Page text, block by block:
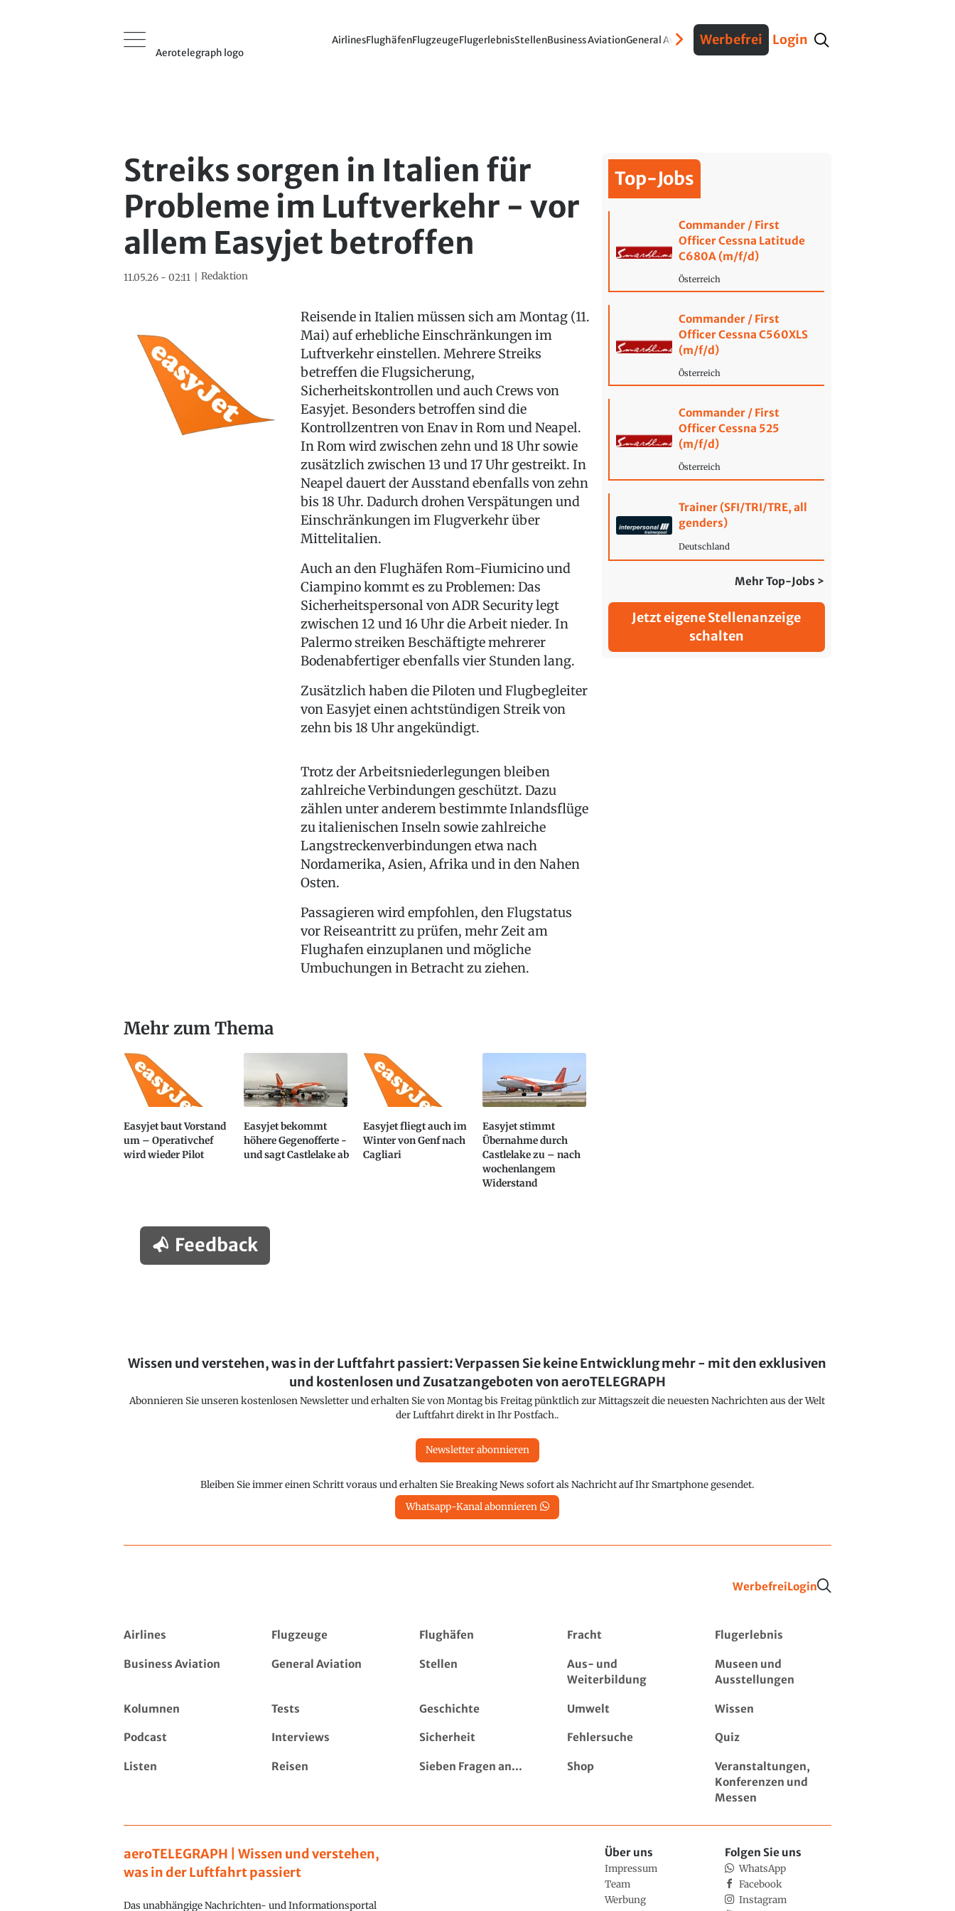
Aerotelegraph logo
AirlinesFlughäfenFlugzeugeFlugerlebnisStellenBusiness AviationGeneral AviationVerteidigungInterviews Fracht
Werbefrei Login
Streiks sorgen in Italien für
Probleme im Luftverkehr - vor
allem Easyjet betroffen
11.05.26 - 02:11 Redaktion
Reisende in Italien müssen sich am Montag (11.
Mai) auf erhebliche Einschränkungen im
Luftverkehr einstellen. Mehrere Streiks
betreffen die Flugsicherung,
Sicherheitskontrollen und auch Crews von
Easyjet. Besonders betroffen sind die
Kontrollzentren von Enav in Rom und Neapel.
In Rom wird zwischen zehn und 18 Uhr sowie
zusätzlich zwischen 13 und 17 Uhr gestreikt. In
Neapel dauert der Ausstand ebenfalls von zehn
bis 18 Uhr. Dadurch drohen Verspätungen und
Einschränkungen im Flugverkehr über
Mittelitalien.
Auch an den Flughäfen Rom-Fiumicino und
Ciampino kommt es zu Problemen: Das
Sicherheitspersonal von ADR Security legt
zwischen 12 und 16 Uhr die Arbeit nieder. In
Palermo streiken Beschäftigte mehrerer
Bodenabfertiger ebenfalls vier Stunden lang.
Zusätzlich haben die Piloten und Flugbegleiter
von Easyjet einen achtstündigen Streik von
zehn bis 18 Uhr angekündigt.
Trotz der Arbeitsniederlegungen bleiben
zahlreiche Verbindungen geschützt. Dazu
zählen unter anderem bestimmte Inlandsflüge
zu italienischen Inseln sowie zahlreiche
Langstreckenverbindungen etwa nach
Nordamerika, Asien, Afrika und in den Nahen
Osten.
Passagieren wird empfohlen, den Flugstatus
vor Reiseantritt zu prüfen, mehr Zeit am
Flughafen einzuplanen und mögliche
Umbuchungen in Betracht zu ziehen.
Mehr zum Thema
Easyjet baut Vorstand
um – Operativchef
wird wieder Pilot
Easyjet bekommt
höhere Gegenofferte -
und sagt Castlelake ab
Easyjet fliegt auch im
Winter von Genf nach
Cagliari
Easyjet stimmt
Übernahme durch
Castlelake zu – nach
wochenlangem
Widerstand
Feedback
Top-Jobs
Commander / First
Officer Cessna Latitude
C680A (m/f/d)
Österreich
Commander / First
Officer Cessna C560XLS
(m/f/d)
Österreich
Commander / First
Officer Cessna 525
(m/f/d)
Österreich
Trainer (SFI/TRI/TRE, all
genders)
Deutschland
Mehr Top-Jobs >
Jetzt eigene Stellenanzeige
schalten
Wissen und verstehen, was in der Luftfahrt passiert: Verpassen Sie keine Entwicklung mehr - mit den exklusiven
und kostenlosen und Zusatzangeboten von aeroTELEGRAPH
Abonnieren Sie unseren kostenlosen Newsletter und erhalten Sie von Montag bis Freitag pünktlich zur Mittagszeit die neuesten Nachrichten aus der Welt
der Luftfahrt direkt in Ihr Postfach..
Newsletter abonnieren
Bleiben Sie immer einen Schritt voraus und erhalten Sie Breaking News sofort als Nachricht auf Ihr Smartphone gesendet.
Whatsapp-Kanal abonnieren
WerbefreiLogin
Airlines Flugzeuge Flughäfen Fracht Flugerlebnis
Business Aviation General Aviation Stellen
Aus- und
Weiterbildung
Museen und
Ausstellungen
Kolumnen Tests Geschichte Umwelt Wissen
Podcast Interviews Sicherheit Fehlersuche Quiz
Listen Reisen Sieben Fragen an... Shop
Veranstaltungen,
Konferenzen und
Messen
aeroTELEGRAPH | Wissen und verstehen,
was in der Luftfahrt passiert
Das unabhängige Nachrichten- und Informationsportal
Über uns
Impressum
Team
Werbung
Folgen Sie uns
WhatsApp
Facebook
Instagram